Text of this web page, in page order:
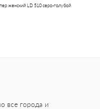
женский LD 510 серо-голубой
все города и